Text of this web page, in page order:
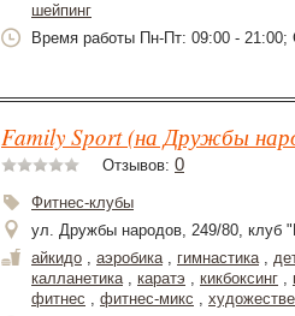
шейпинг
Время работы Пн-Пт: 09:00 - 21:00;
Family Sport (на Дружбы
Отзывов: 0
Фитнес-клубы
ул. Дружбы народов, 249/80, клуб
айкидо , аэробика, гимнастика,
калланетика, каратэ , кикбоксинг ,
фитнес , фитнес-микс ,